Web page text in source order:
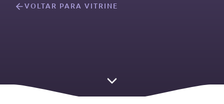
VOLTAR PARA VITRINE